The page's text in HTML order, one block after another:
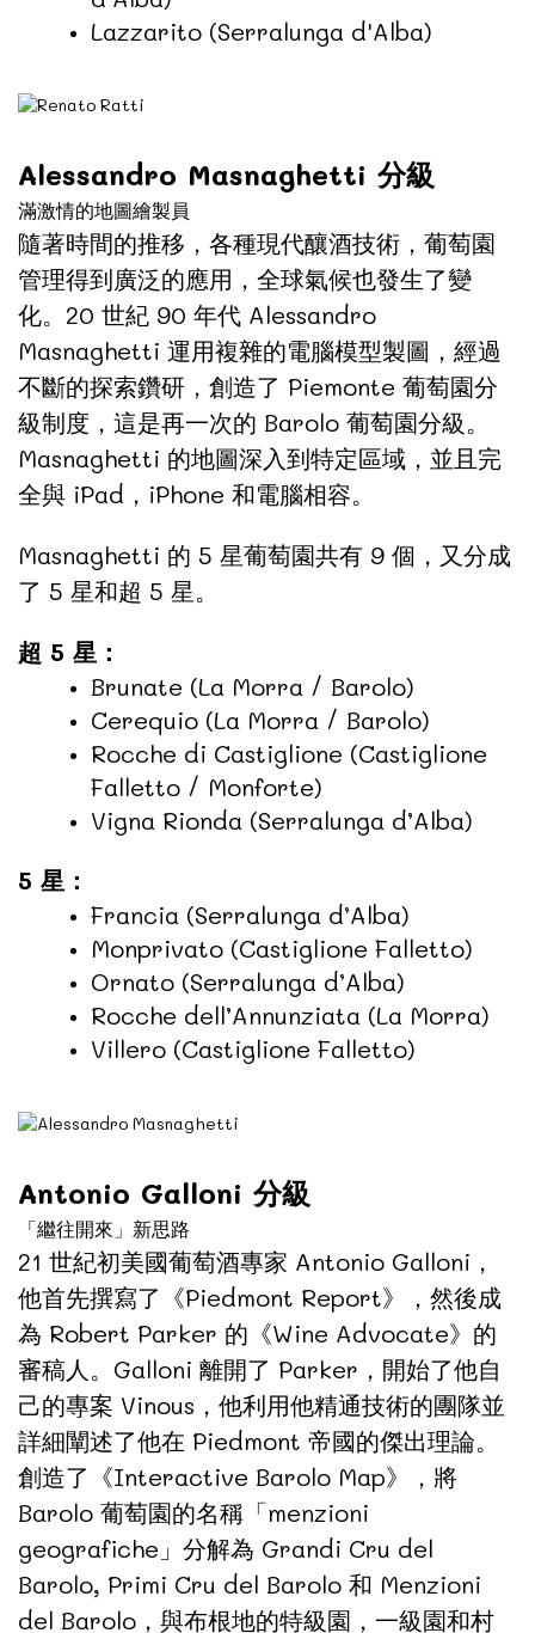
Lazzarito (Serralunga d'Alba)
Alessandro Masnaghetti 分級
滿激情的地圖繪製員
隨著時間的推移，各種現代釀酒技術，葡萄園
管理得到廣泛的應用，全球氣候也發生了變
化。20 世紀 90 年代 Alessandro
Masnaghetti 運用複雜的電腦模型製圖，經過
不斷的探索鑽研，創造了 Piemonte 葡萄園分
級制度，這是再一次的 Barolo 葡萄園分級。
Masnaghetti 的地圖深入到特定區域，並且完
全與 iPad，iPhone 和電腦相容。
Masnaghetti 的 5 星葡萄園共有 9 個，又分成
了 5 星和超 5 星。
超 5 星：
Brunate (La Morra / Barolo)
Cerequio (La Morra / Barolo)
Rocche di Castiglione (Castiglione
Falletto / Monforte)
Vigna Rionda (Serralunga d’Alba)
5 星：
Francia (Serralunga d’Alba)
Monprivato (Castiglione Falletto)
Ornato (Serralunga d’Alba)
Rocche dell’Annunziata (La Morra)
Villero (Castiglione Falletto)
Antonio Galloni 分級
「繼往開來」新思路
21 世紀初美國葡萄酒專家 Antonio Galloni，
他首先撰寫了《Piedmont Report》，然後成
為 Robert Parker 的《Wine Advocate》的
審稿人。Galloni 離開了 Parker，開始了他自
己的專案 Vinous，他利用他精通技術的團隊並
詳細闡述了他在 Piedmont 帝國的傑出理論。
創造了《Interactive Barolo Map》，將
Barolo 葡萄園的名稱「menzioni
geografiche」分解為 Grandi Cru del
Barolo, Primi Cru del Barolo 和 Menzioni
del Barolo，與布根地的特級園，一級園和村